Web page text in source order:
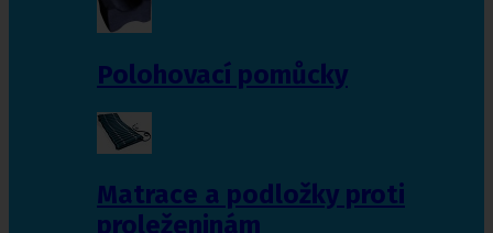
Polohovací pomůcky
Matrace a podložky proti
proleženinám